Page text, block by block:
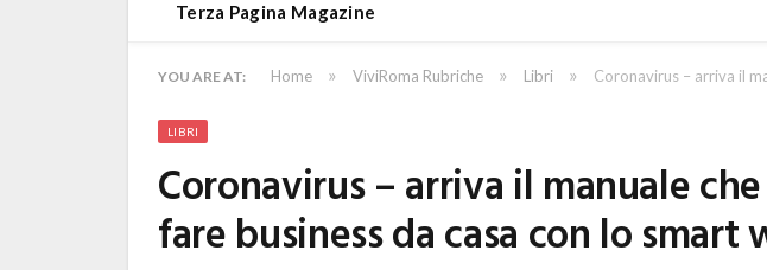
Terza Pagina Magazine
YOU ARE AT: Home » ViviRoma Rubriche » Libri » Coronavirus – arriva il
LIBRI
Coronavirus – arriva il manuale
fare business da casa con lo smart